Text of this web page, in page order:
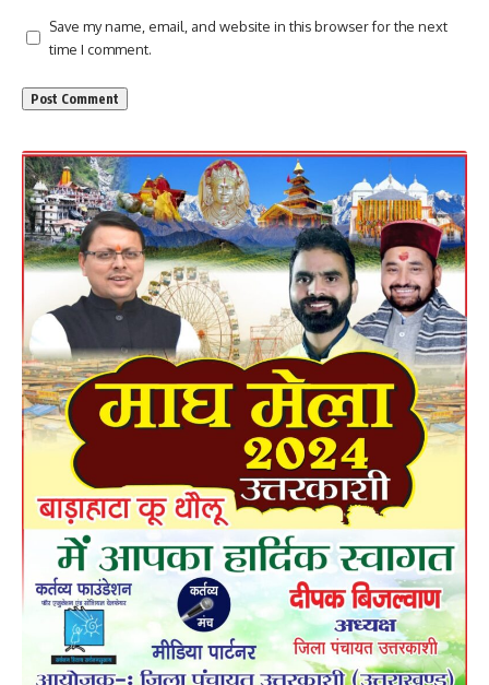
Save my name, email, and website in this browser for the next
time I comment.